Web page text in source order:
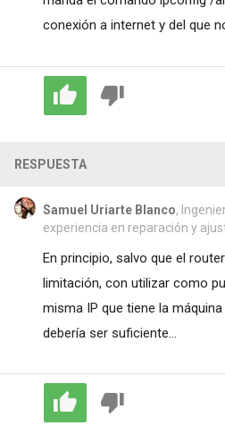
conexión a internet y del que
RESPUESTA
Samuel Uriarte Blanco,
experiencia en reparación y
En principio, salvo que el
limitación, con utilizar como
misma IP que tiene la
debería ser suficiente...